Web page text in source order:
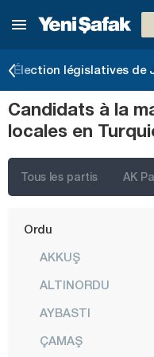
Élection législatives de
Candidats à la
locales en
Tous les partis AK
Manisa
Muğla
Muş
Niğde
Ordu
AKKUŞ
ALTINORDU
AYBASTI
ÇAMAŞ